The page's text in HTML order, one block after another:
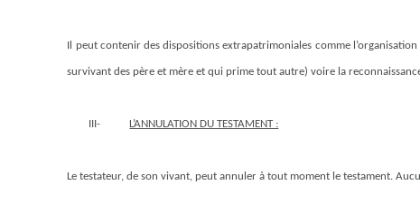
Il peut contenir des dispositions extrapatrimoniales comme
survivant des père et mère et qui prime tout autre) voire la
III- L’ANNULATION DU TESTAMENT :
Le testateur, de son vivant, peut annuler à tout moment le testament.